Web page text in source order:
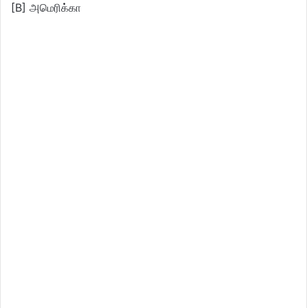
[B] அமெரிக்கா